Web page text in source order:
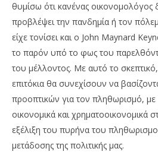
θυμίσω ότι κανένας
προβλέψει την πανδημία ή τον
είχε τονίσει και ο John Maynard
το παρόν υπό το φως του
του μέλλοντος. Με αυτό το
επιτόκια θα συνεχίσουν να
προοπτικών για τον πληθωρισμό,
οικονομικά και χρηματοοικονομικά
εξέλιξη του πυρήνα του
μετάδοσης της πολιτικής μας.